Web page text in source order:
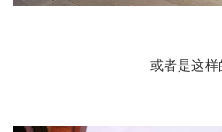
或者是这样